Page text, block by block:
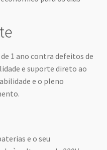
1 ano contra defeitos de
e suporte direto ao
e o pleno
e o seu